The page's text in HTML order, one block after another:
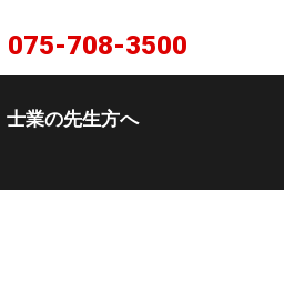
075-708-3500
士業の先生方へ